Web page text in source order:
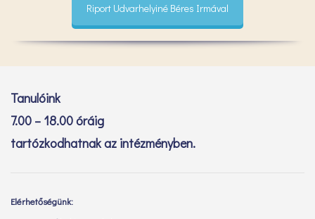
Riport Udvarhelyiné Béres Irmával
Tanulóink
7.00 – 18.00 óráig
tartózkodhatnak az intézményben.
Elérhetőségünk: